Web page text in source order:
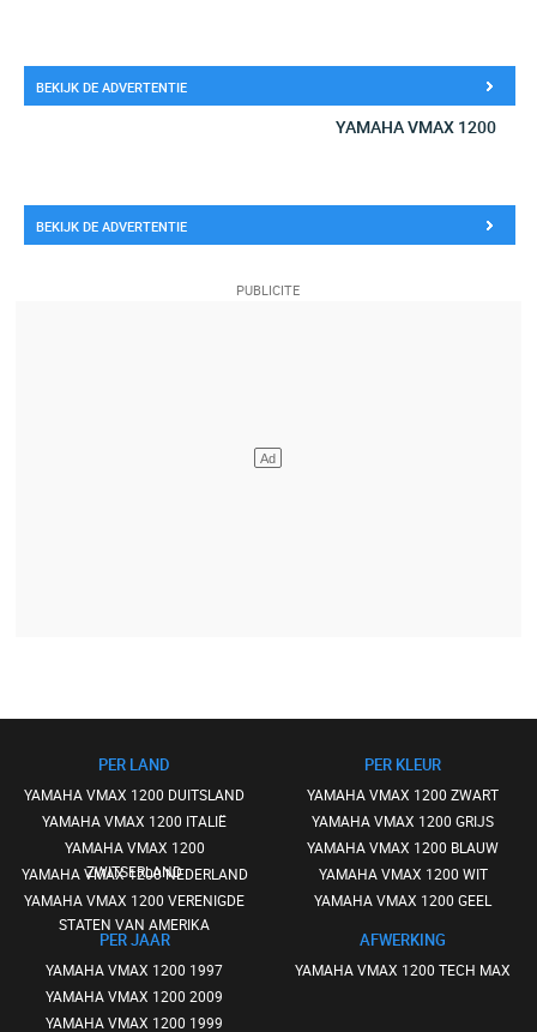
BEKIJK DE ADVERTENTIE
YAMAHA VMAX 1200
BEKIJK DE ADVERTENTIE
PER LAND
YAMAHA VMAX 1200 DUITSLAND
YAMAHA VMAX 1200 ITALIË
YAMAHA VMAX 1200
ZWITSERLAND
YAMAHA VMAX 1200 NEDERLAND
YAMAHA VMAX 1200 VERENIGDE
STATEN VAN AMERIKA
PER JAAR
YAMAHA VMAX 1200 1997
YAMAHA VMAX 1200 2009
YAMAHA VMAX 1200 1999
PER KLEUR
YAMAHA VMAX 1200 ZWART
YAMAHA VMAX 1200 GRIJS
YAMAHA VMAX 1200 BLAUW
YAMAHA VMAX 1200 WIT
YAMAHA VMAX 1200 GEEL
AFWERKING
YAMAHA VMAX 1200 TECH MAX